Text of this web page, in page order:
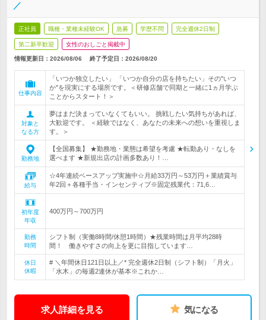
／
正社員 職種・業種未経験OK 急募 学歴不問 完全週休2日制
第二新卒歓迎 女性のおしごと掲載中
情報更新日：2026/08/06 終了予定日： 2026/08/20
仕事内容
「いつか独立したい」 「いつか自分の店を持ちたい」その"いつ
か"を現実にする場所です。＜研修店舗で同期と一緒に1ヵ月学ぶ
ことからスタート！＞
対象と
なる方
夢はまだ決まっていなくてもいい。 挑戦したい気持ちがあれば、
大歓迎です。 ＜経験ではなく、あなたの未来への想いを重視しま
す。＞
勤務地
【全国募集】 ★勤務地・業態は希望を考慮 ★転勤あり・なしを
選べます ★新規出店の計画多数あり！…
給与
☆4年連続ベースアップ実施中☆月給33万円～53万円＋業績賞与
年2回＋各種手当・インセンティブ※固定残業代：71,6…
初年度
年収
400万円～700万円
勤務
時間
シフト制（実働8時間/休憩1時間）★残業時間は月平均28時
間！ 働きやすさの向上を更に目指しています…
休日
休暇
# ＼年間休日121日以上／* 完全週休2日制（シフト制）「月火」
「水木」の毎週2連休が基本※これか…
求人詳細を見る 気になる